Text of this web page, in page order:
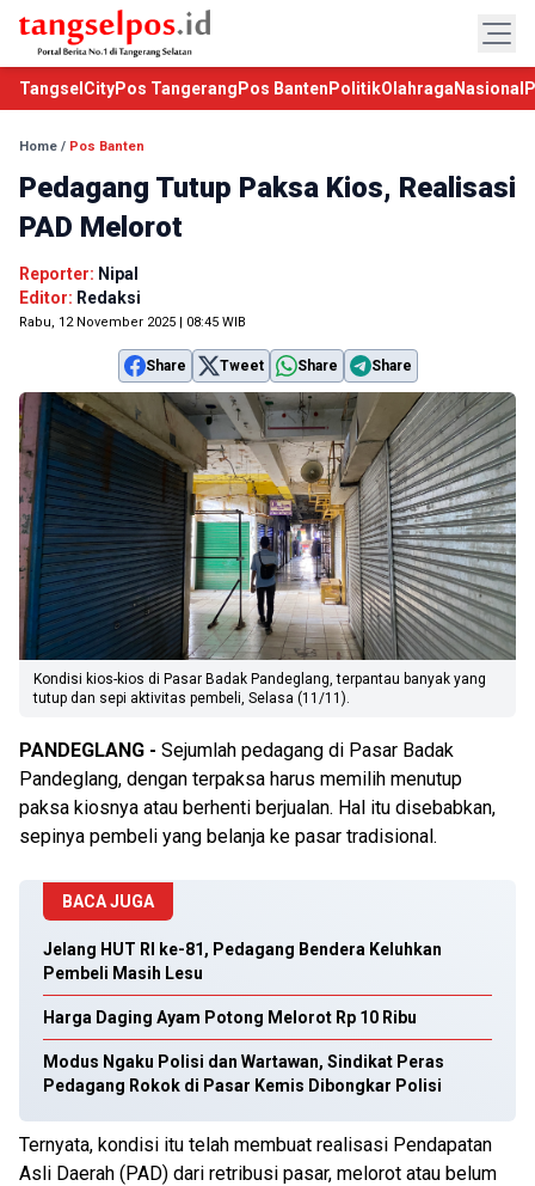
TangselCityPos Tangerang Pos Banten PolitikOlahraga Nasional
Home / Pos Banten
Pedagang Tutup Paksa Kios, Realisasi
PAD Melorot
Reporter: Nipal
Editor: Redaksi
Rabu, 12 November 2025 | 08:45 WIB
Share Tweet Share Share
Kondisi kios-kios di Pasar Badak Pandeglang, terpantau banyak yang
tutup dan sepi aktivitas pembeli, Selasa (11/11).
PANDEGLANG - Sejumlah pedagang di Pasar Badak
Pandeglang, dengan terpaksa harus memilih menutup
paksa kiosnya atau berhenti berjualan. Hal itu disebabkan,
sepinya pembeli yang belanja ke pasar tradisional.
BACA JUGA
Jelang HUT RI ke-81, Pedagang Bendera Keluhkan
Pembeli Masih Lesu
Harga Daging Ayam Potong Melorot Rp 10 Ribu
Modus Ngaku Polisi dan Wartawan, Sindikat Peras
Pedagang Rokok di Pasar Kemis Dibongkar Polisi
Ternyata, kondisi itu telah membuat realisasi Pendapatan
Asli Daerah (PAD) dari retribusi pasar, melorot atau belum